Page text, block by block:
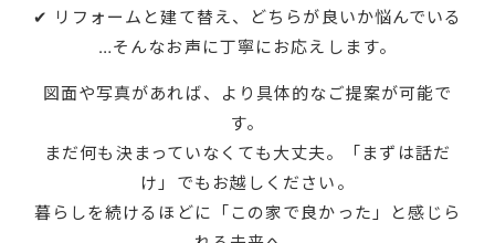
✔ リフォームと建て替え、どちらが良いか悩んでいる
…そんなお声に丁寧にお応えします。
図面や写真があれば、より具体的なご提案が可能で
す。
まだ何も決まっていなくても大丈夫。「まずは話だ
け」でもお越しください。
暮らしを続けるほどに「この家で良かった」と感じら